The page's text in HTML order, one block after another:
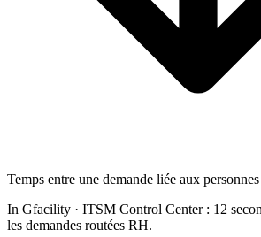
Temps entre une demande liée aux
In Gfacility · ITSM Control Center : 12
les demandes routées RH.